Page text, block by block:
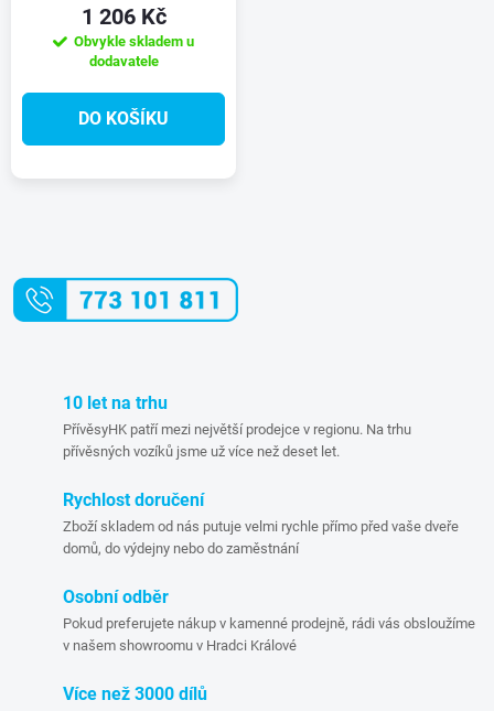
1 206 Kč
Obvykle skladem u
dodavatele
DO KOŠÍKU
v
10 let na trhu
PřívěsyHK patří mezi největší prodejce v regionu. Na trhu
přívěsných vozíků jsme už více než deset let.
Rychlost doručení
Zboží skladem od nás putuje velmi rychle přímo před vaše dveře
domů, do výdejny nebo do zaměstnání
Osobní odběr
Pokud preferujete nákup v kamenné prodejně, rádi vás obsloužíme
v našem showroomu v Hradci Králové
Více než 3000 dílů